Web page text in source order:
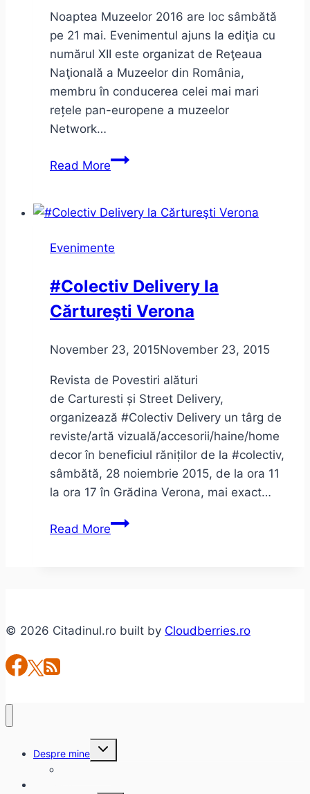
program
Noaptea Muzeelor 2016 are loc sâmbătă
pe 21 mai. Evenimentul ajuns la ediţia cu
numărul XII este organizat de Reţeaua
Naţională a Muzeelor din România,
membru în conducerea celei mai mari
rețele pan-europene a muzeelor
Network…
Read MoreNoaptea
Evenimente
#Colectiv Delivery la
Cărtureşti Verona
November 23, 2015November 23, 2015
Revista de Povestiri alături
de Carturesti și Street Delivery,
organizează #Colectiv Delivery un târg de
reviste/artă vizuală/accesorii/haine/home
decor în beneficiul răniților de la #colectiv,
sâmbătă, 28 noiembrie 2015, de la ora 11
la ora 17 în Grădina Verona, mai exact…
Read More#Colectiv
© 2026 Citadinul.ro built by Cloudberries.ro
Despre mine
Toggle